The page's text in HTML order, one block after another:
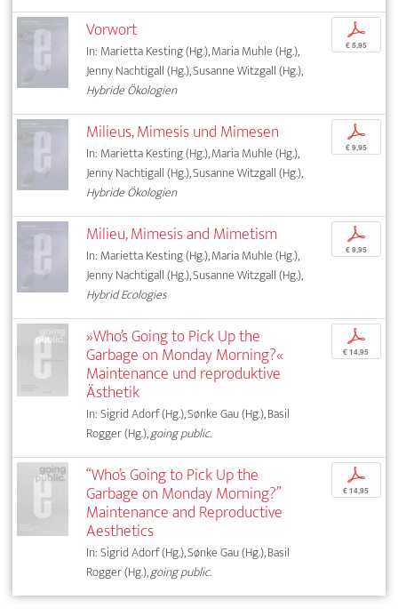
Vorwort
In: Marietta Kesting (Hg.), Maria Muhle (Hg.),
Jenny Nachtigall (Hg.), Susanne Witzgall (Hg.),
Hybride Ökologien
p
€ 5,95
Milieus, Mimesis und Mimesen
In: Marietta Kesting (Hg.), Maria Muhle (Hg.),
Jenny Nachtigall (Hg.), Susanne Witzgall (Hg.),
Hybride Ökologien
p
€ 9,95
Milieu, Mimesis and Mimetism
In: Marietta Kesting (Hg.), Maria Muhle (Hg.),
Jenny Nachtigall (Hg.), Susanne Witzgall (Hg.),
Hybrid Ecologies
p
€ 9,95
»Who’s Going to Pick Up the
Garbage on Monday Morning?«
Maintenance und reproduktive
Ästhetik
In: Sigrid Adorf (Hg.), Sønke Gau (Hg.), Basil
Rogger (Hg.),going public.
p
€ 14,95
“Who’s Going to Pick Up the
Garbage on Monday Morning?”
Maintenance and Reproductive
Aesthetics
In: Sigrid Adorf (Hg.), Sønke Gau (Hg.), Basil
Rogger (Hg.),going public.
p
€ 14,95